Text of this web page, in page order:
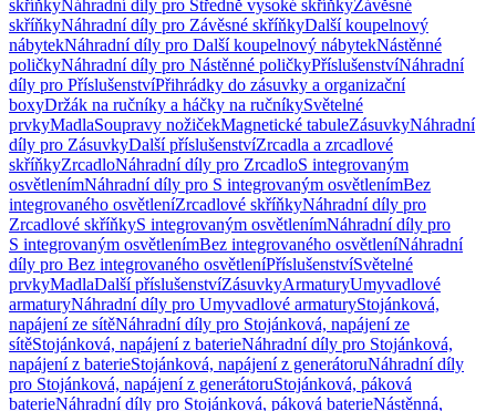
skříňkyNáhradní díly pro Středně vysoké skříňkyZávěsné
skříňkyNáhradní díly pro Závěsné skříňkyDalší koupelnový
nábytekNáhradní díly pro Další koupelnový nábytekNástěnné
poličkyNáhradní díly pro Nástěnné poličkyPříslušenstvíNáhradní
díly pro PříslušenstvíPřihrádky do zásuvky a organizační
boxyDržák na ručníky a háčky na ručníkySvětelné
prvkyMadlaSoupravy nožičekMagnetické tabuleZásuvkyNáhradní
díly pro ZásuvkyDalší příslušenstvíZrcadla a zrcadlové
skříňkyZrcadloNáhradní díly pro ZrcadloS integrovaným
osvětlenímNáhradní díly pro S integrovaným osvětlenímBez
integrovaného osvětleníZrcadlové skříňkyNáhradní díly pro
Zrcadlové skříňkyS integrovaným osvětlenímNáhradní díly pro
S integrovaným osvětlenímBez integrovaného osvětleníNáhradní
díly pro Bez integrovaného osvětleníPříslušenstvíSvětelné
prvkyMadlaDalší příslušenstvíZásuvkyArmaturyUmyvadlové
armaturyNáhradní díly pro Umyvadlové armaturyStojánková,
napájení ze sítěNáhradní díly pro Stojánková, napájení ze
sítěStojánková, napájení z baterieNáhradní díly pro Stojánková,
napájení z baterieStojánková, napájení z generátoruNáhradní díly
pro Stojánková, napájení z generátoruStojánková, páková
baterieNáhradní díly pro Stojánková, páková baterieNástěnná,